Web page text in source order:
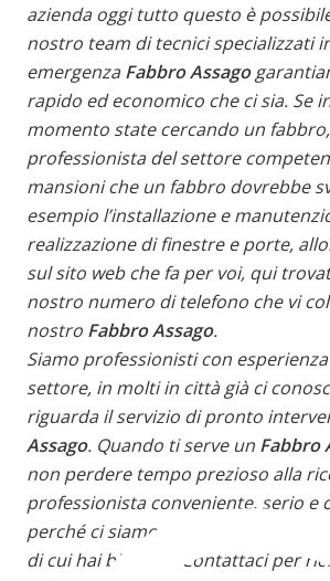
azienda oggi tutto questo è
nostro team di tecnici specializzati
emergenzaFabbro Assago
rapido ed economico che ci sia. Se
momento state cercando un
professionista del settore
mansioni che un fabbro dovrebbe
esempio l’installazione e
realizzazione di finestre e porte,
sul sito web che fa per voi, qui
nostro numero di telefono che vi
nostro Fabbro Assago.
Siamo professionisti con
settore, in molti in città già ci
riguarda il servizio di pronto
Assago. Quando ti serve un Fabbro
non perdere tempo prezioso alla
professionista conveniente, serio e
perché ci siamo qui noi ad offrirti
di cui hai bisogno. Contattaci per